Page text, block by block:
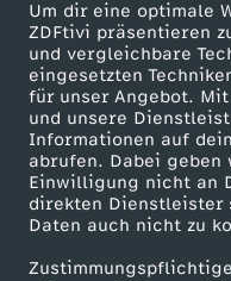
Um dir eine optimale
ZDFtivi präsentieren
und vergleichbare
eingesetzten
für unser Angebot.
und unsere
Informationen auf
abrufen. Dabei geben
Einwilligung nicht an
direkten Dienstleister
Daten auch nicht zu
2
3
-
T
e
Mehr ZDF
ZDF-Apps
Smart TV
ZDFtext
Livestreams